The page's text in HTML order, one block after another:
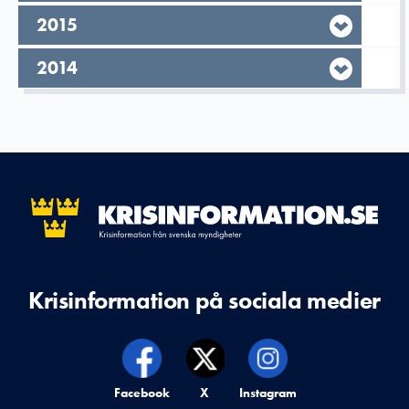
År,
2015
År,
2014
Krisinformation på sociala medier
Krisinformation på,
Facebook Krisinformation på,
X Krisinformation på,
Instagram